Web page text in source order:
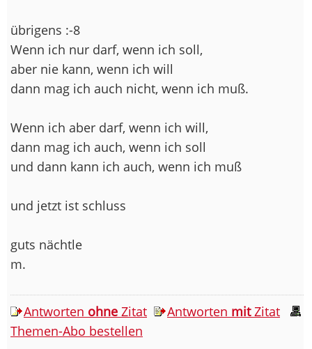
übrigens :-8
Wenn ich nur darf, wenn ich soll,
aber nie kann, wenn ich will
dann mag ich auch nicht, wenn ich muß.
Wenn ich aber darf, wenn ich will,
dann mag ich auch, wenn ich soll
und dann kann ich auch, wenn ich muß
und jetzt ist schluss
guts nächtle
m.
Antworten ohne Zitat Antworten mitZitat
Themen-Abo bestellen